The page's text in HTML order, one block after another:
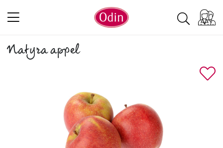
Natyra appel